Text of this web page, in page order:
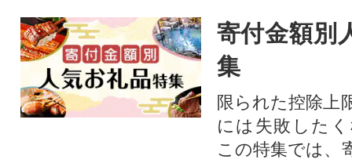
寄付金額別
集
限られた控除上
には失敗した
この特集では、